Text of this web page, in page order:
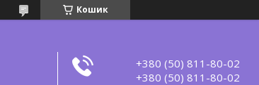
Кошик
+380 (50) 811-80-02
+380 (50) 811-80-02